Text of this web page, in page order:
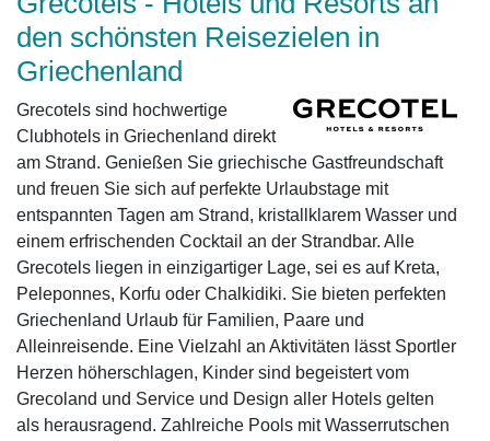
den schönsten Reisezielen in
Griechenland
Grecotels sind hochwertige
Clubhotels in Griechenland direkt
am Strand. Genießen Sie griechische Gastfreundschaft
und freuen Sie sich auf perfekte Urlaubstage mit
entspannten Tagen am Strand, kristallklarem Wasser und
einem erfrischenden Cocktail an der Strandbar. Alle
Grecotels liegen in einzigartiger Lage, sei es auf Kreta,
Peleponnes, Korfu oder Chalkidiki. Sie bieten perfekten
Griechenland Urlaub für Familien, Paare und
Alleinreisende. Eine Vielzahl an Aktivitäten lässt Sportler
Herzen höherschlagen, Kinder sind begeistert vom
Grecoland und Service und Design aller Hotels gelten
als herausragend. Zahlreiche Pools mit Wasserrutschen